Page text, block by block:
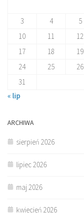
3
4 5
10
11 12
17
18 19
24
25 26
31
« lip
ARCHIWA
sierpień 2026
lipiec 2026
maj 2026
kwiecień 2026